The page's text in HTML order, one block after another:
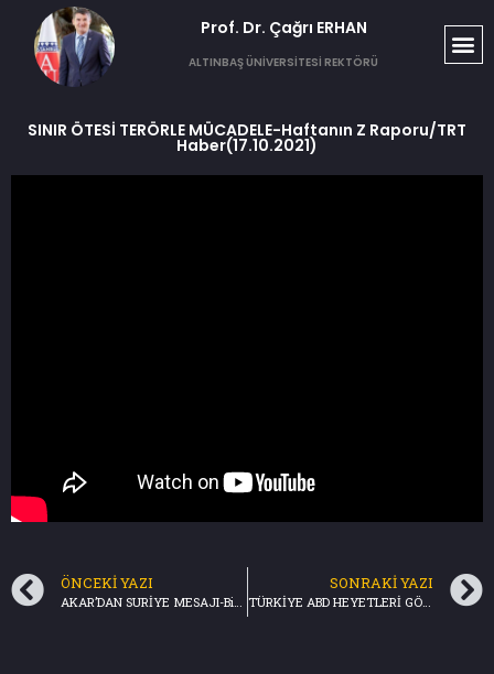
Prof. Dr. Çağrı ERHAN​
ALTINBAŞ ÜNİVERSİTESİ REKTÖRÜ
SINIR ÖTESİ TERÖRLE MÜCADELE-Haftanın Z Raporu/TRT
Haber(17.10.2021)
ÖNCEKI YAZI
AKAR’DAN SURİYE MESAJI-Birinci Sayfa -TRT HABER(14.10.2021)
SONRAKI YAZI
TÜRKİYE ABD HEYETLERİ GÖRÜŞTÜ-Birinci Sayfa/TRT Haber(17.11.2021)